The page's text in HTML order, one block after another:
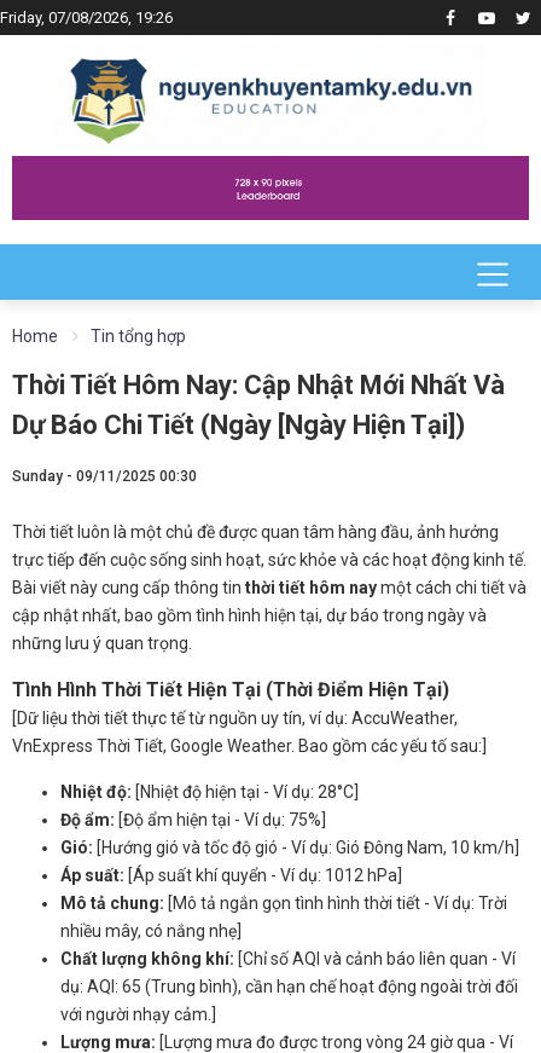
Friday, 07/08/2026, 19:26
Home Tin tổng hợp
Thời Tiết Hôm Nay: Cập Nhật Mới Nhất Và
Dự Báo Chi Tiết (Ngày [Ngày Hiện Tại])
Sunday - 09/11/2025 00:30
Thời tiết luôn là một chủ đề được quan tâm hàng đầu, ảnh hưởng
trực tiếp đến cuộc sống sinh hoạt, sức khỏe và các hoạt động kinh tế.
Bài viết này cung cấp thông tin thời tiết hôm naymột cách chi tiết và
cập nhật nhất, bao gồm tình hình hiện tại, dự báo trong ngày và
những lưu ý quan trọng.
Tình Hình Thời Tiết Hiện Tại (Thời Điểm Hiện Tại)
[Dữ liệu thời tiết thực tế từ nguồn uy tín, ví dụ: AccuWeather,
VnExpress Thời Tiết, Google Weather. Bao gồm các yếu tố sau:]
Nhiệt độ: [Nhiệt độ hiện tại - Ví dụ: 28°C]
Độ ẩm: [Độ ẩm hiện tại - Ví dụ: 75%]
Gió: [Hướng gió và tốc độ gió - Ví dụ: Gió Đông Nam, 10 km/h]
Áp suất: [Áp suất khí quyển - Ví dụ: 1012 hPa]
Mô tả chung: [Mô tả ngắn gọn tình hình thời tiết - Ví dụ: Trời
nhiều mây, có nắng nhẹ]
Chất lượng không khí: [Chỉ số AQI và cảnh báo liên quan - Ví
dụ: AQI: 65 (Trung bình), cần hạn chế hoạt động ngoài trời đối
với người nhạy cảm.]
Lượng mưa: [Lượng mưa đo được trong vòng 24 giờ qua - Ví